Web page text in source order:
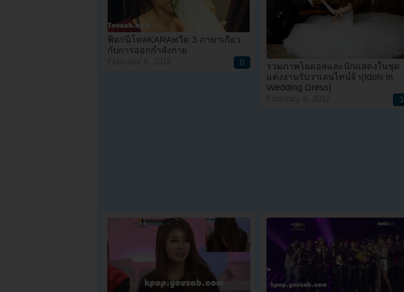
ฟิต!!นิโคลKARAทวีต 3 ภาษาเกี่ยว
กับการออกกำลังกาย
0
รวมภาพไอดอลและนักแสดงในชุด
แต่งงานรับวาเลนไทน์จ้า(Idols in
Wedding Dress)
3